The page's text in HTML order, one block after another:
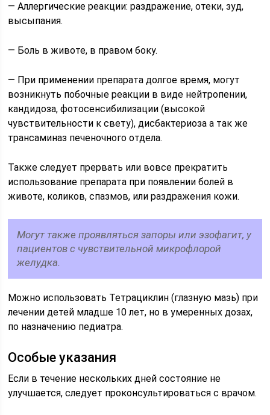
— Аллергические реакции: раздражение, отеки, зуд,
высыпания.
— Боль в животе, в правом боку.
— При применении препарата долгое время, могут
возникнуть побочные реакции в виде нейтропении,
кандидоза, фотосенсибилизации (высокой
чувствительности к свету), дисбактериоза а так же
трансаминаз печеночного отдела.
Также следует прервать или вовсе прекратить
использование препарата при появлении болей в
животе, коликов, спазмов, или раздражения кожи.
Могут также проявляться запоры или эзофагит, у
пациентов с чувствительной микрофлорой
желудка.
Можно использовать Тетрациклин (глазную мазь) при
лечении детей младше 10 лет, но в умеренных дозах,
по назначению педиатра.
Особые указания
Если в течение нескольких дней состояние не
улучшается, следует проконсультироваться с врачом.